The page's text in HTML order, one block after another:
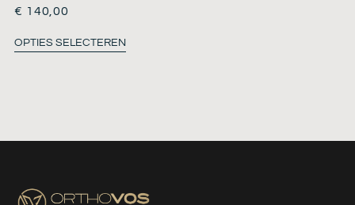
€ 140,00
OPTIES SELECTEREN